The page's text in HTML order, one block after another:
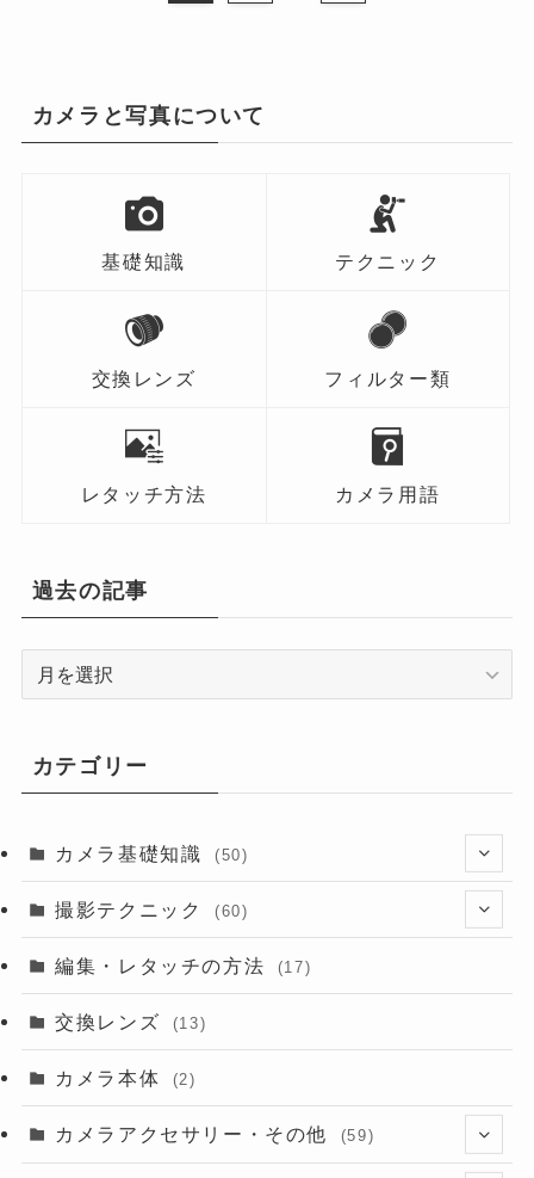
カメラと写真について
基礎知識 テクニック
交換レンズ フィルター類
レタッチ方法 カメラ用語
過去の記事
記
事
カテゴリー
カメラ基礎知識 (50)
(13)
(6)
撮影テクニック (60)
(8)
編集・レタッチの方法 (17)
交換レンズ (13)
カメラ本体 (2)
カメラアクセサリー・その他 (59)